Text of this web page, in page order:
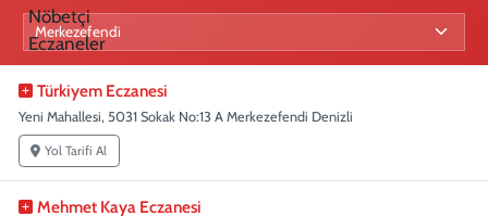
Türkiyem Eczanesi
Yeni Mahallesi, 5031 Sokak No:13 A Merkezefendi Denizli
Yol Tarifi Al
Mehmet Kaya Eczanesi